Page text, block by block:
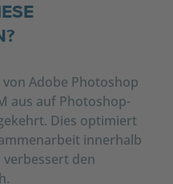
Adobe Photoshop
aus auf Photoshop-
Dies optimiert
innerhalb
den